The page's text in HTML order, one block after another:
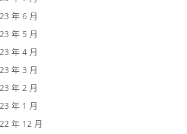
年 6 月
年 5 月
年 4 月
年 3 月
年 2 月
年 1 月
年 12 月